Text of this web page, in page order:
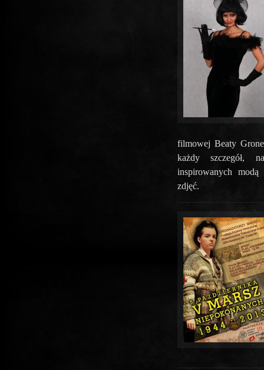
filmowej Beaty
każdy szczegół,
inspirowanych
zdjęć.